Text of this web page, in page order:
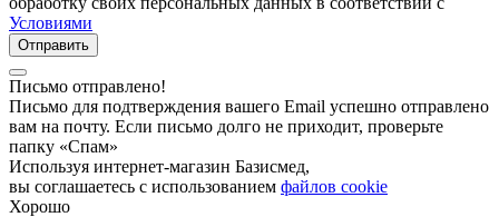
Условиями
Отправить
Письмо отправлено!
Письмо для подтверждения вашего Email успешно отправлено
вам на почту. Если письмо долго не приходит, проверьте
папку «Спам»
Используя интернет-магазин Базисмед,
вы соглашаетесь с использованием файлов cookie
Хорошо